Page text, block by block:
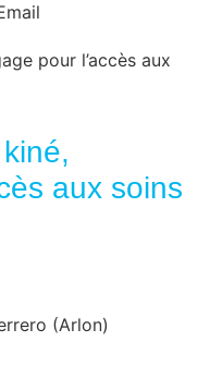
aux soins